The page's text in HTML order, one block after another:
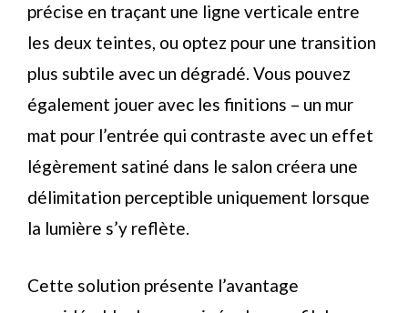
précise en traçant une ligne verticale entre
les deux teintes, ou optez pour une transition
plus subtile avec un dégradé. Vous pouvez
également jouer avec les finitions – un mur
mat pour l’entrée qui contraste avec un effet
légèrement satiné dans le salon créera une
délimitation perceptible uniquement lorsque
la lumière s’y reflète.
Cette solution présente l’avantage